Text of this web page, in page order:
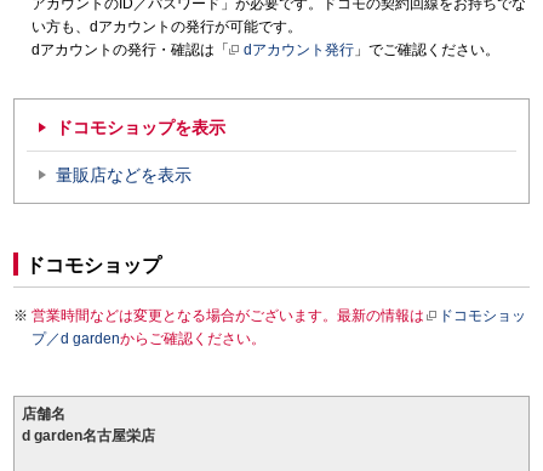
アカウントのID／パスワード」が必要です。ドコモの契約回線をお持ちでな
い方も、dアカウントの発行が可能です。
dアカウントの発行・確認は「
dアカウント発行 」でご確認ください。
ドコモショップを表示
量販店などを表示
ドコモショップ
営業時間などは変更となる場合がございます。最新の情報は
ドコモショッ
プ／d gardenからご確認ください。
店舗名
d garden名古屋栄店